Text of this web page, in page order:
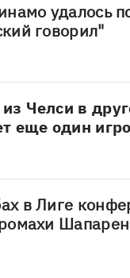
удалось
говорил"
Челси в
еще один
в Лиге